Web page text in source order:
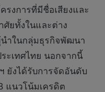
รงการที่มีชื่อเสียงและ
ศัยทั้งในและต่าง
นำในกลุ่มธุรกิจพัฒนา
ะเทศไทย นอกจากนี้
ยังได้รับการจัดอันดับ
แนวโน้มเครดิต